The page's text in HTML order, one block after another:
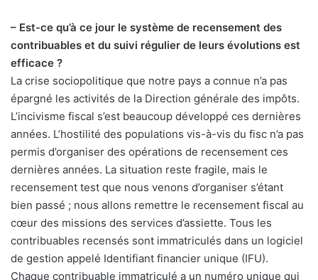
– Est-ce qu’à ce jour le système de recensement des
contribuables et du suivi régulier de leurs évolutions est
efficace ?
La crise sociopolitique que notre pays a connue n’a pas
épargné les activités de la Direction générale des impôts.
L’incivisme fiscal s’est beaucoup développé ces dernières
années. L’hostilité des populations vis-à-vis du fisc n’a pas
permis d’organiser des opérations de recensement ces
dernières années. La situation reste fragile, mais le
recensement test que nous venons d’organiser s’étant
bien passé ; nous allons remettre le recensement fiscal au
cœur des missions des services d’assiette. Tous les
contribuables recensés sont immatriculés dans un logiciel
de gestion appelé Identifiant financier unique (IFU).
Chaque contribuable immatriculé a un numéro unique qui